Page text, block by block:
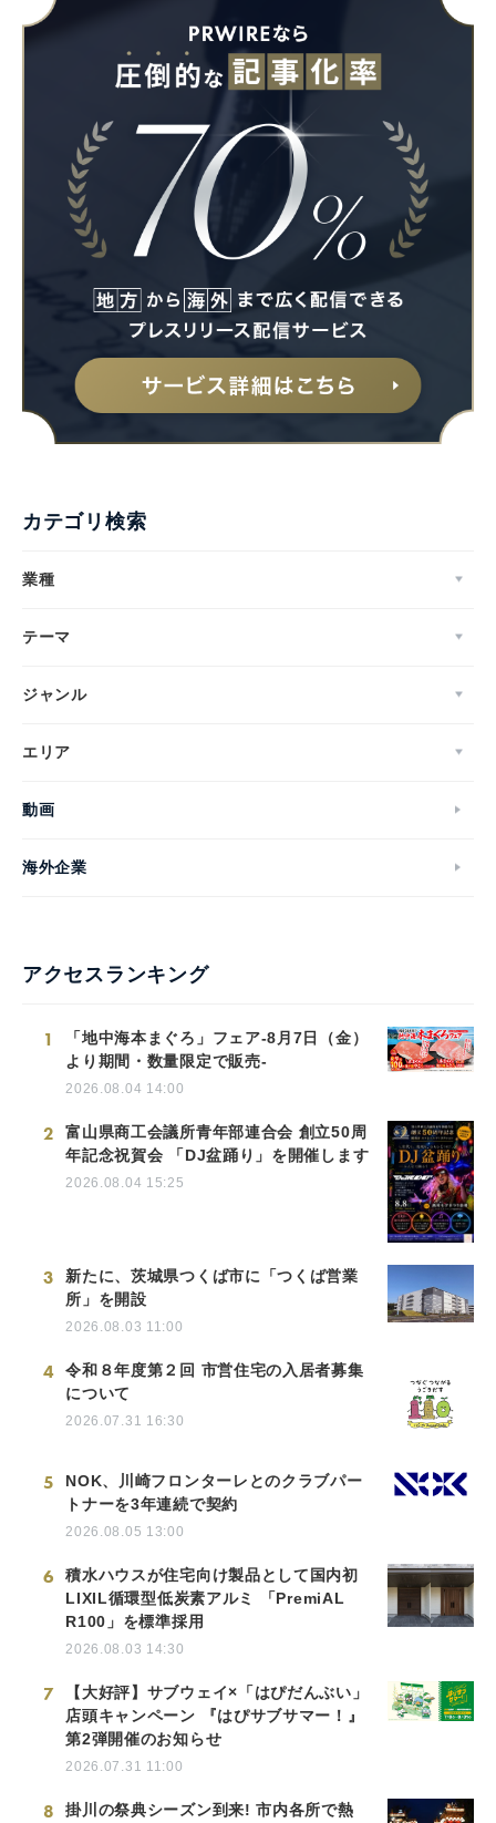
カテゴリ検索
業種
テーマ
ジャンル
エリア
動画
海外企業
アクセスランキング
1
「地中海本まぐろ」フェア-8月7日（金）
より期間・数量限定で販売-
2026.08.04 14:00
2
富山県商工会議所青年部連合会 創立50周
年記念祝賀会 「DJ盆踊り」を開催します
2026.08.04 15:25
3
新たに、茨城県つくば市に「つくば営業
所」を開設
2026.08.03 11:00
4
令和８年度第２回 市営住宅の入居者募集
について
2026.07.31 16:30
5
NOK、川崎フロンターレとのクラブパー
トナーを3年連続で契約
2026.08.05 13:00
6
積水ハウスが住宅向け製品として国内初
LIXIL循環型低炭素アルミ 「PremiAL
R100」を標準採用
2026.08.03 14:30
7
【大好評】サブウェイ×「はぴだんぶい」
店頭キャンペーン 『はぴサブサマー！』
第2弾開催のお知らせ
2026.07.31 11:00
8 掛川の祭典シーズン到来! 市内各所で熱
Japanese